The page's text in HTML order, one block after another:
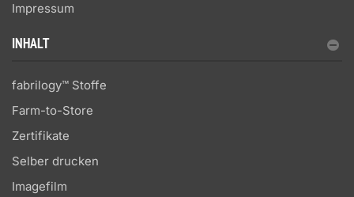
Impressum
INHALT
fabrilogy™ Stoffe
Farm-to-Store
Zertifikate
Selber drucken
Imagefilm